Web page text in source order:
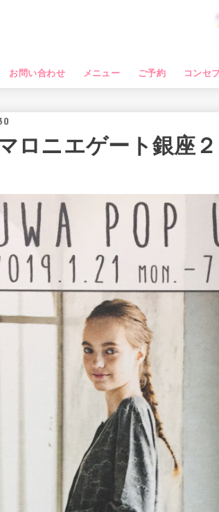
お問い合わせ メニュー ご予約 コンセ
ロニエゲート銀座